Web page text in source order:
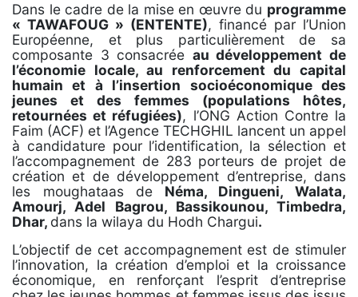
Dans le cadre de la mise en œuvre du programme
« TAWAFOUG » (ENTENTE), financé par l’Union
Européenne, et plus particulièrement de sa
composante 3 consacrée au développement de
l’économie locale, au renforcement du capital
humain et à l’insertion socioéconomique des
jeunes et des femmes (populations hôtes,
retournées et réfugiées), l’ONG Action Contre la
Faim (ACF) et l’Agence TECHGHIL lancent un appel
à candidature pour l’identification, la sélection et
l’accompagnement de 283 porteurs de projet de
création et de développement d’entreprise, dans
les moughataas de
Néma, Dingueni, Walata,
Amourj, Adel Bagrou, Bassikounou, Timbedra,
Dhar, dans la wilaya du Hodh Chargui.
L’objectif de cet accompagnement est de stimuler
l’innovation, la création d’emploi et la croissance
économique, en renforçant l’esprit d’entreprise